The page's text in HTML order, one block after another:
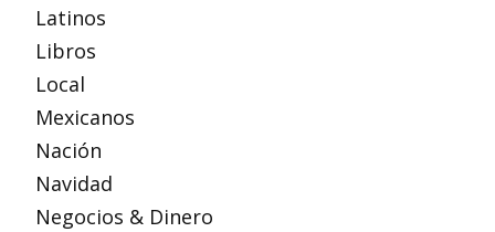
Latinos
Libros
Local
Mexicanos
Nación
Navidad
Negocios & Dinero